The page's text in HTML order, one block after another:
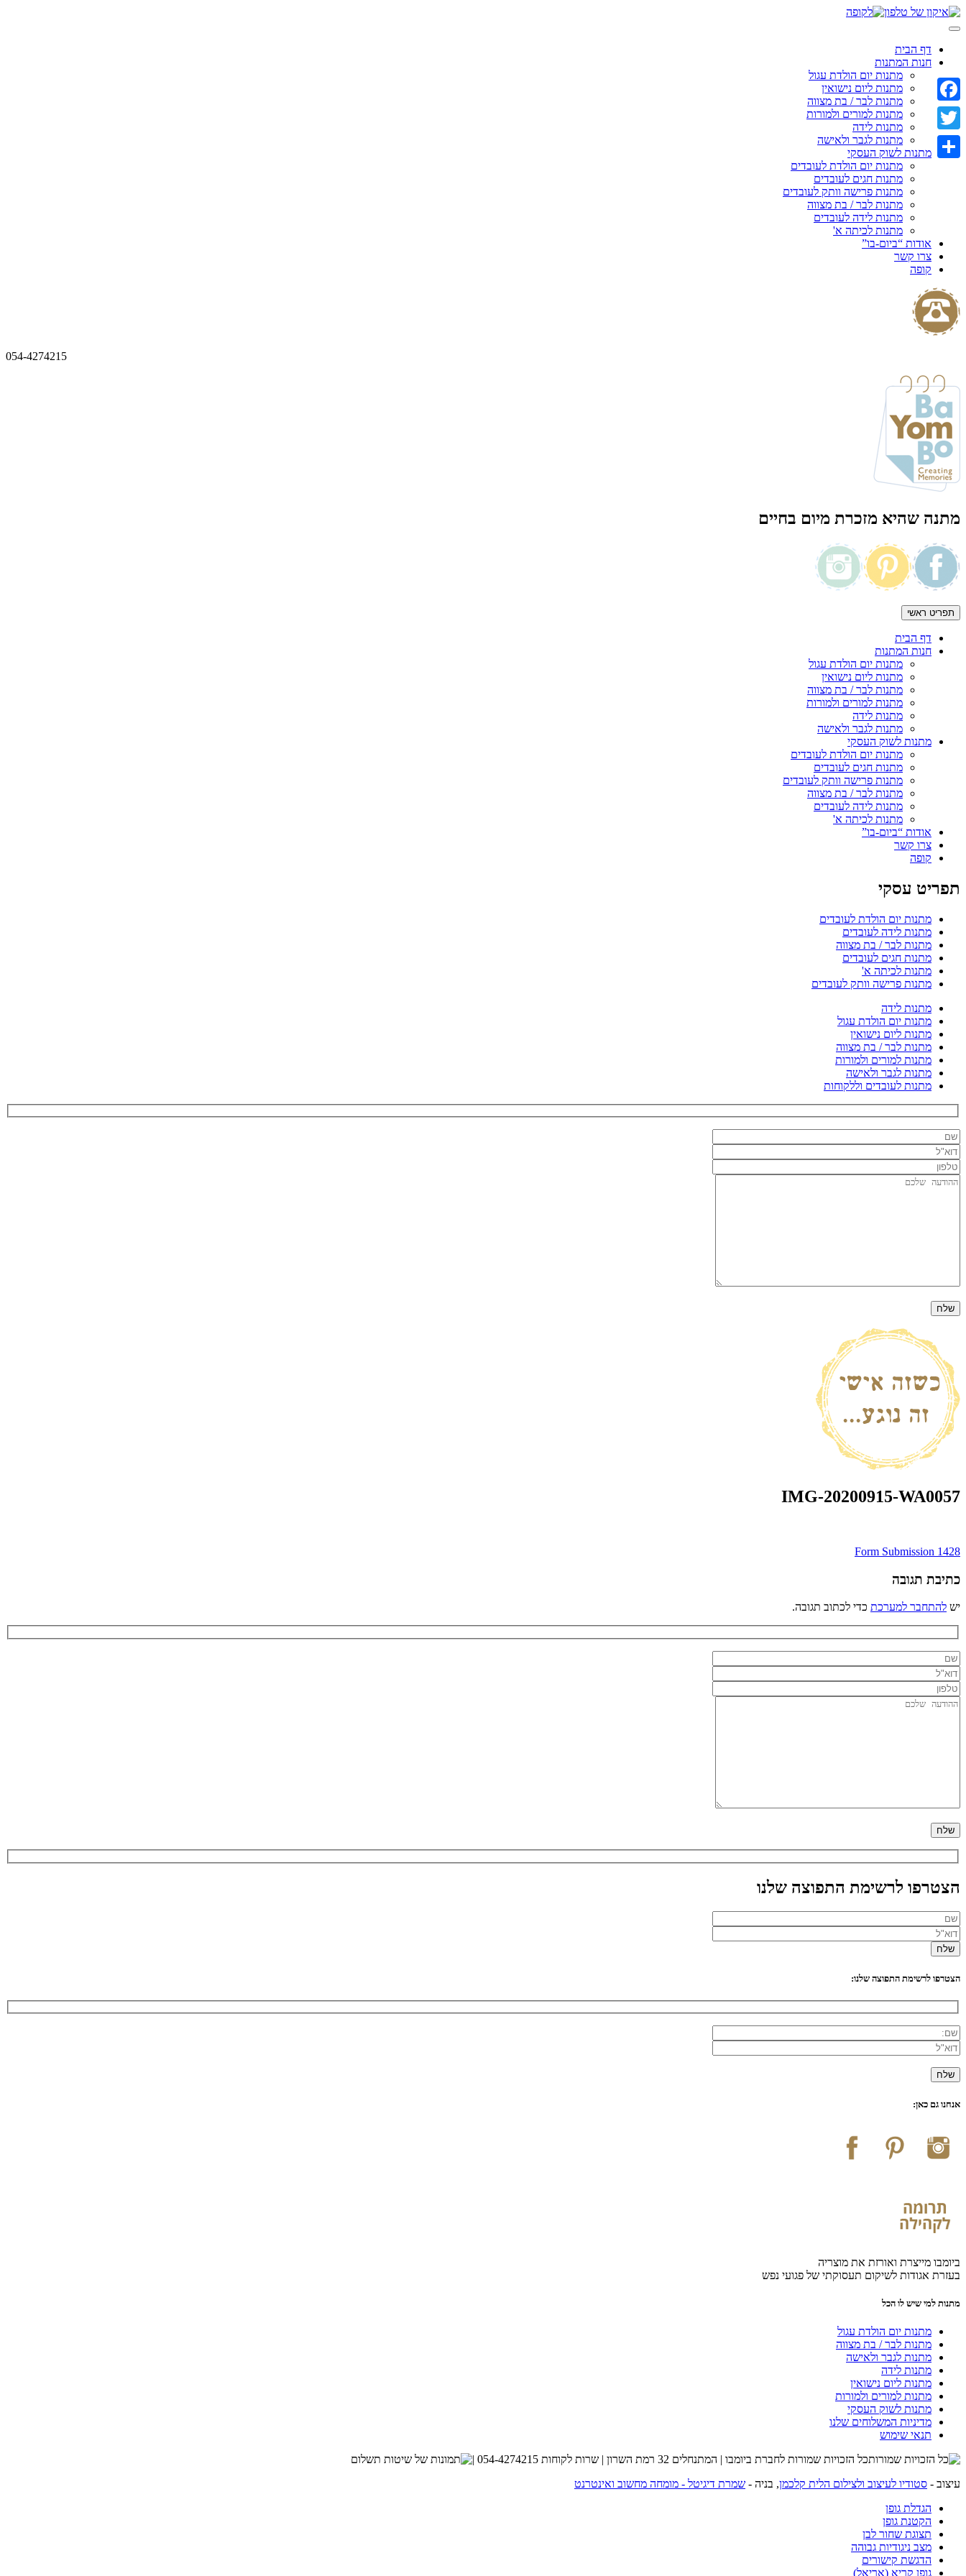
Skip
to
דף הבית
חנות המתנות
מתנות יום הולדת עגול
מתנות ליום נישואין
מתנות לבר / בת מצווה
מתנות למורים ולמורות
מתנות לידה
מתנות לגבר ולאישה
מתנות לשוק העסקי
מתנות יום הולדת לעובדים
מתנות חגים לעובדים
מתנות פרישה וותק לעובדים
מתנות לבר / בת מצווה
מתנות לידה לעובדים
מתנות לכיתה א'
אודות “ביום-בו”
צרו קשר
קופה
054-4274215
מתנה שהיא מזכרת מיום בחיים
תפריט ראשי
דף הבית
חנות המתנות
מתנות יום הולדת עגול
מתנות ליום נישואין
מתנות לבר / בת מצווה
מתנות למורים ולמורות
מתנות לידה
מתנות לגבר ולאישה
מתנות לשוק העסקי
מתנות יום הולדת לעובדים
מתנות חגים לעובדים
מתנות פרישה וותק לעובדים
מתנות לבר / בת מצווה
מתנות לידה לעובדים
מתנות לכיתה א'
אודות “ביום-בו”
צרו קשר
קופה
תפריט עסקי
מתנות יום הולדת לעובדים
מתנות לידה לעובדים
מתנות לבר / בת מצווה
מתנות חגים לעובדים
מתנות לכיתה א'
מתנות פרישה וותק לעובדים
מתנות לידה
מתנות יום הולדת עגול
מתנות ליום נישואין
מתנות לבר / בת מצווה
מתנות למורים ולמורות
מתנות לגבר ולאישה
מתנות לעובדים וללקוחות
IMG-20200915-WA0057
ניווט
Form Submission 1428
כתיבת תגובה
יש להתחבר למערכת כדי לכתוב תגובה.
הצטרפו לרשימת התפוצה שלנו
הצטרפו לרשימת התפוצה שלנו:
אנחנו גם כאן:
ביומבו מייצרת ואורזת את מוצריה
בעזרת אגודות לשיקום תעסוקתי של פגועי נפש
מתנות למי שיש לו הכל
מתנות יום הולדת עגול
מתנות לבר / בת מצווה
מתנות לגבר ולאישה
מתנות לידה
מתנות ליום נישואין
מתנות למורים ולמורות
מתנות לשוק העסקי
מדיניות המשלוחים שלנו
תנאי שימוש
כל הזכויות שמורות לחברת ביומבו | המתנחלים 32 רמת השרון | שרות לקוחות 054-4274215 |
עיצוב - סטודיו לעיצוב ולצילום הלית קלכמן, בניה - שמרת דיגיטל - מומחה מחשוב ואינטרנט
Facebook
Twitter
הגדלת גופן
הקטנת גופן
תצוגת שחור לבן
מצב ניגודיות גבוהה
הדגשת קישורים
גופן קריא (אריאל)